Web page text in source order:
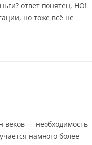
ответ понятен, НО!
но тоже всё не
веков — необходимость
намного более